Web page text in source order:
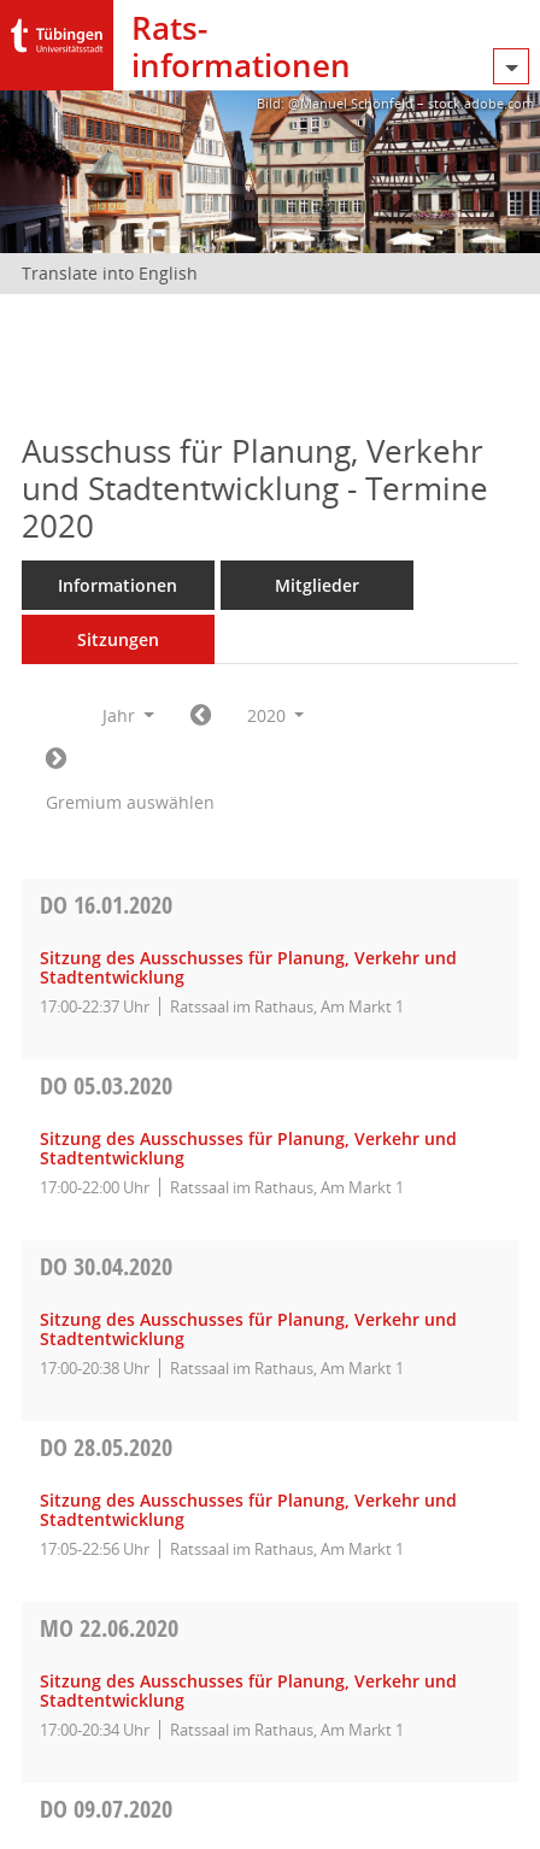
Rats­
informationen
Bild: @Manuel Schönfeld – stock.adobe.com
Translate into English
Ausschuss für Planung, Verkehr
und Stadtentwicklung - Termine
2020
Informationen Mitglieder
Sitzungen
Jahr 2020
Gremium auswählen
DO 16.01.2020
Sitzung des Ausschusses für Planung, Verkehr und
Stadtentwicklung
17:00-22:37 Uhr Ratssaal im Rathaus, Am Markt 1
DO 05.03.2020
Sitzung des Ausschusses für Planung, Verkehr und
Stadtentwicklung
17:00-22:00 Uhr Ratssaal im Rathaus, Am Markt 1
DO 30.04.2020
Sitzung des Ausschusses für Planung, Verkehr und
Stadtentwicklung
17:00-20:38 Uhr Ratssaal im Rathaus, Am Markt 1
DO 28.05.2020
Sitzung des Ausschusses für Planung, Verkehr und
Stadtentwicklung
17:05-22:56 Uhr Ratssaal im Rathaus, Am Markt 1
MO 22.06.2020
Sitzung des Ausschusses für Planung, Verkehr und
Stadtentwicklung
17:00-20:34 Uhr Ratssaal im Rathaus, Am Markt 1
DO 09.07.2020